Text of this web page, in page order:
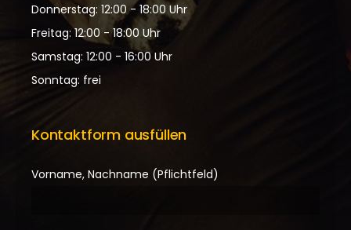
Donnerstag: 12:00 - 18:00 Uhr
Freitag: 12:00 - 18:00 Uhr
Samstag: 12:00 - 16:00 Uhr
Sonntag: frei
Kontaktform ausfüllen
Vorname, Nachname (Pflichtfeld)